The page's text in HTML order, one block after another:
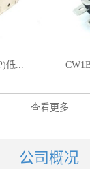
低...
查看更多
公司概况